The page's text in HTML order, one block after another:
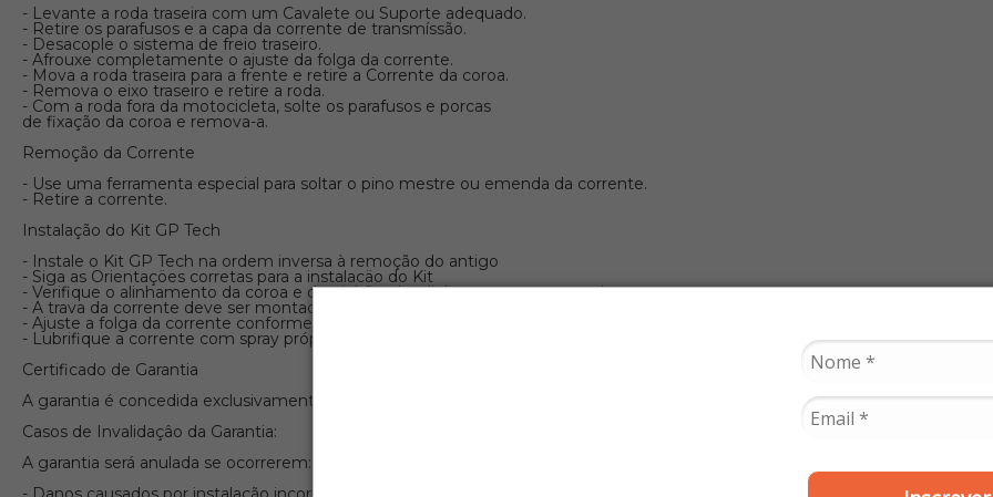
- Levante a roda traseira com um Cavalete ou Suporte adequado.
- Retire os parafusos e a capa da corrente de transmíssão.
- Desacople o sistema de freio traseiro.
- Afrouxe completamente o ajuste da folga da corrente.
- Mova a roda traseira para a frente e retire a Corrente da coroa.
- Remova o eixo traseiro e retire a roda.
- Com a roda fora da motocicleta, solte os parafusos e porcas
de fixação da coroa e remova-a.
Remoção da Corrente
- Use uma ferramenta especial para soltar o pino mestre ou emenda da corrente.
- Retire a corrente.
Instalação do Kit GP Tech
- Instale o Kit GP Tech na ordem inversa à remoção do antigo
- Siga as Orientaçöes corretas para a instalacäo do Kit
- Verifique o alinhamento da coroa e do pinhão; desalinhamentos causam desgaste prematura.
- A trava da corrente deve ser montada com a abertura voltada no sentido contrário à rotação.
- Ajuste a folga da corrente conforme o manual da motocicleta.
- Lubrifique a corrente com spray próprio para Correntes.
Certificado de Garantia
A garantia é concedida exclusivamente no local de compra, limitada à substituição de produtos com defeito. O prazo de
Casos de Invalidaçâo da Garantia:
A garantia será anulada se ocorrerem: